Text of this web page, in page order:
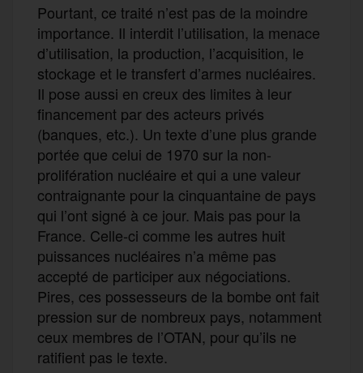
Pourtant, ce traité n’est pas de la moindre
importance. Il interdit l’utilisation, la menace
d’utilisation, la production, l’acquisition, le
stockage et le transfert d’armes nucléaires.
Il pose aussi en creux des limites à leur
financement par des acteurs privés
(banques, etc.). Un texte d’une plus grande
portée que celui de 1970 sur la non-
prolifération nucléaire et qui a une valeur
contraignante pour la cinquantaine de pays
qui l’ont signé à ce jour. Mais pas pour la
France. Celle-ci comme les autres huit
puissances nucléaires n’a même pas
accepté de participer aux négociations.
Pires, ces possesseurs de la bombe ont fait
pression sur de nombreux pays, notamment
ceux membres de l’OTAN, pour qu’ils ne
ratifient pas le texte.